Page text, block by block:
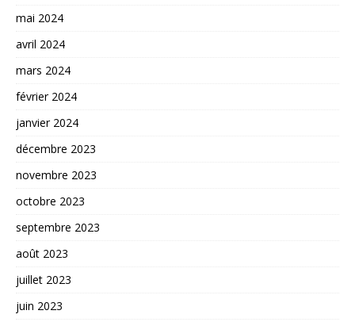
mai 2024
avril 2024
mars 2024
février 2024
janvier 2024
décembre 2023
novembre 2023
octobre 2023
septembre 2023
août 2023
juillet 2023
juin 2023